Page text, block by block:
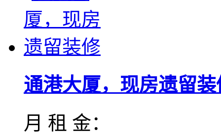
通港大厦，现房遗留装
月 租 金：